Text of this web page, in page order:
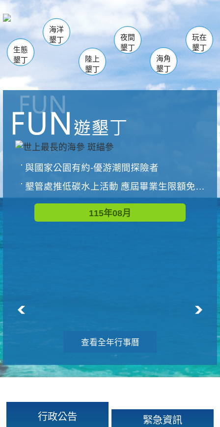
南仁湖
海生館
恆春 佳樂水
龍鑾潭自然中心 森林遊樂區
瓊麻館
關山 墾管處遊客中心
社頂公園 風吹沙
船帆石
白砂 龍磐公園
香蕉灣
砂島
鵝鑾鼻
生態
墾丁
海洋
墾丁
陸上
墾丁
夜間
墾丁
海角
墾丁
玩在
墾丁
與國家公園有約-優游潮間探險者
墾管處推低碳水上活動 應屆畢業生限額免費參加
115年08月
查看全年行事曆
行政公告 緊急資訊